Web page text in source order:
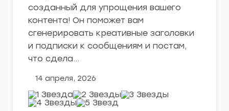
созданный для упрощения вашего
контента! Он поможет вам
сгенерировать креативные заголовки
и подписки к сообщениям и постам,
что сдела…
14 апреля, 2026